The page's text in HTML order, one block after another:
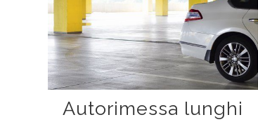
Autorimessa lunghi